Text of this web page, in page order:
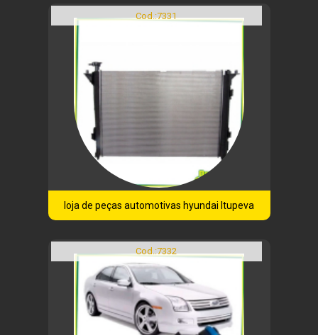
Cod.:7331
loja de peças automotivas hyundai Itupeva
Cod.:7332